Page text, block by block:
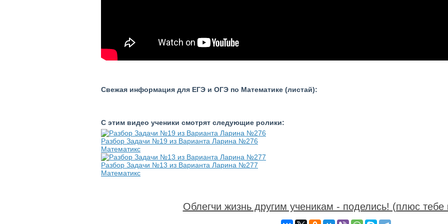
Свежая информация для ЕГЭ и ОГЭ по Математике (листай):
С этим видео ученики смотрят следующие ролики:
Разбор Задачи №19 из Варианта Ларина №276
Математикс
Разбор Задачи №13 из Варианта Ларина №277
Математикс
Облегчи жизнь другим ученикам - поделись! (плюс тебе